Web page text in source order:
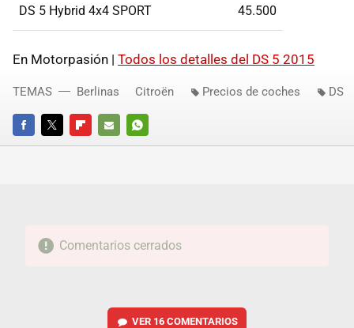
DS 5 Hybrid 4x4 SPORT 45.500
En Motorpasión | Todos los detalles del DS 5 2015
FACEBOOKTWITTERFLIPBOARD
E-
WHATSAPP
TEMAS Berlinas Citroën Precios de coches DS
Comentarios cerrados
VER 16 COMENTARIOS